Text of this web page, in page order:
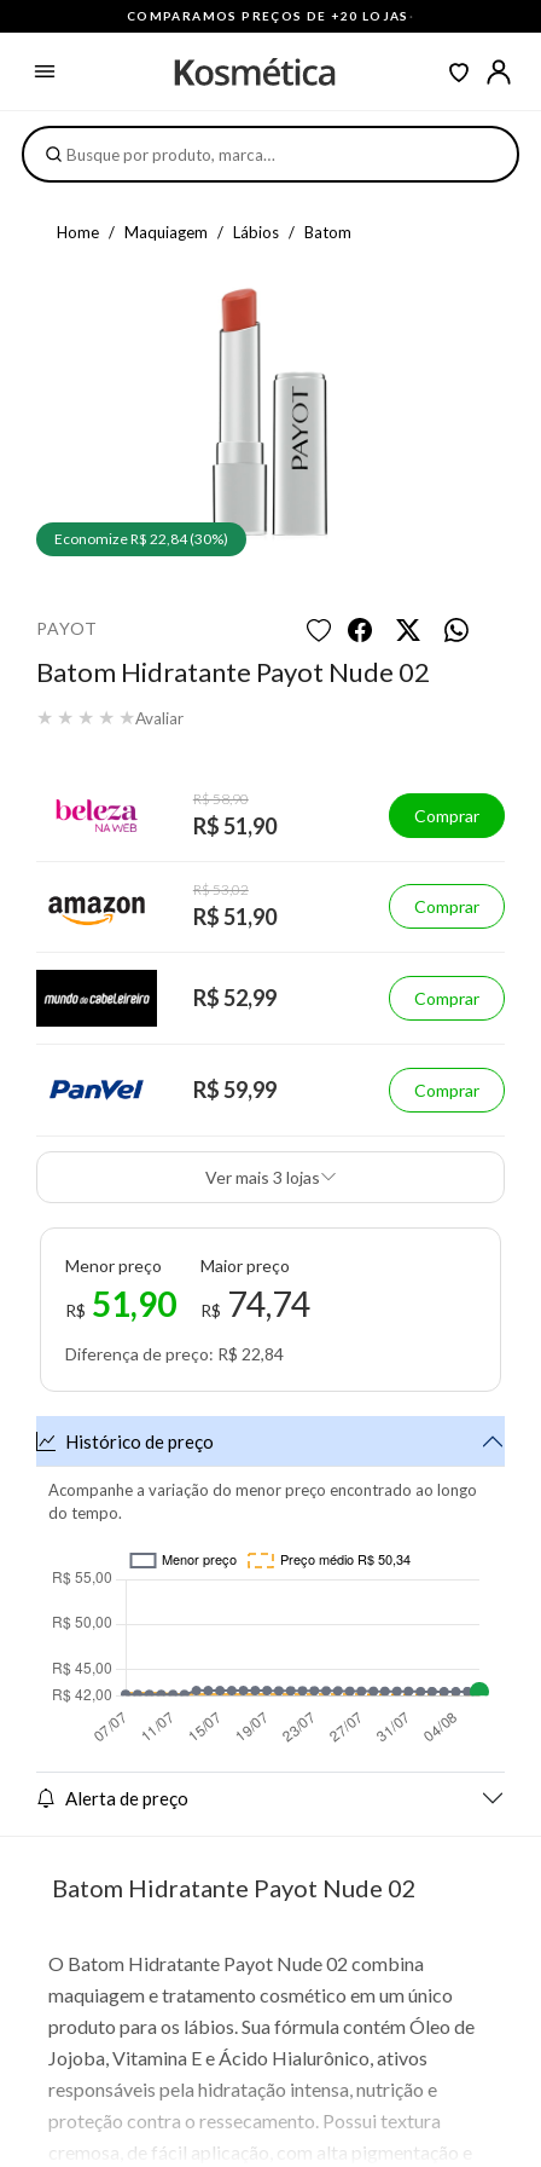
COMPARAMOS PREÇOS DE +20 LOJAS ·
Home Maquiagem Lábios Batom
Economize R$ 22,84 (30%)
PAYOT
Batom Hidratante Payot Nude 02
★ ★ ★ ★ ★Avaliar
R$ 58,90
R$ 51,90 Comprar
R$ 53,02
R$ 51,90 Comprar
R$ 52,99 Comprar
R$ 59,99 Comprar
Ver mais 3 lojas
Menor preço
R$ 51,90
Maior preço
R$ 74,74
Diferença de preço: R$ 22,84
Histórico de preço
Acompanhe a variação do menor preço encontrado ao longo
do tempo.
Alerta de preço
Batom Hidratante Payot Nude 02
O Batom Hidratante Payot Nude 02 combina
maquiagem e tratamento cosmético em um único
produto para os lábios. Sua fórmula contém Óleo de
Jojoba, Vitamina E e Ácido Hialurônico, ativos
responsáveis pela hidratação intensa, nutrição e
proteção contra o ressecamento. Possui textura
cremosa, de fácil aplicação, com alta pigmentação e